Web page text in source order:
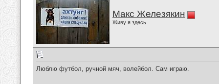
Макс Железякин
Живу я здесь
Люблю футбол, ручной мяч, волейбол. Сам играю.